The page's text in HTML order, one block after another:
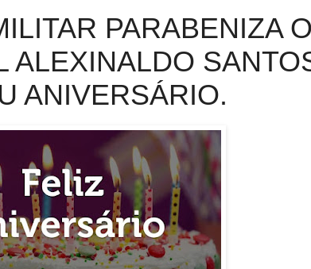
PARABENIZA O
ALEXINALDO
ANIVERSÁRIO.